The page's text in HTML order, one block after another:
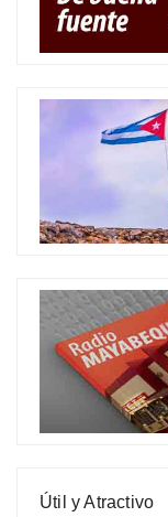
Útil y Atractivo